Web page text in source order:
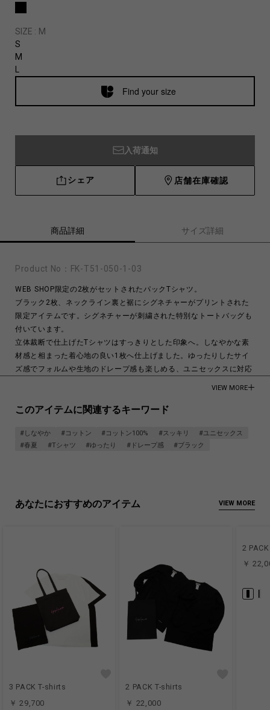
SIZE : M
S
M
Find your size
入荷通知
シェア 店舗在庫確認
商品詳細 サイズ詳細
Product No： FK-T51-050-1-03
WEB SHOP限定の2枚がセットされたパックTシャツ。
ブラック2枚、ネックライン裏と裾にシグネチャーがプリントされた
限定アイテムです。シグネチャーが刺繍された特別なトートバッグも
付いています。
立体裁断で仕上げたTシャツはすっきりとした印象へ。しなやかな素
材感と相まった着心地の良い1枚へ仕上げました。ゆったりしたサイ
ズ感でフォルムや生地のドレープ感も楽しめる、ユニセックスに対応
モデル身長:メンズ 187cm / レディース 176cm
Cotton 100%
VIEW MORE
このアイテムに関連するキーワード
#しなやか #コットン #コットン100% #スッキリ
#ユニセックス
#春夏
#Tシャツ #ゆったり #ドレープ感 #ブラック
あなたにおすすめのアイテム VIEW MORE
3 PACK T-shirts
￥ 29,700
2 PACK T-shirts
￥ 22,000
2
￥